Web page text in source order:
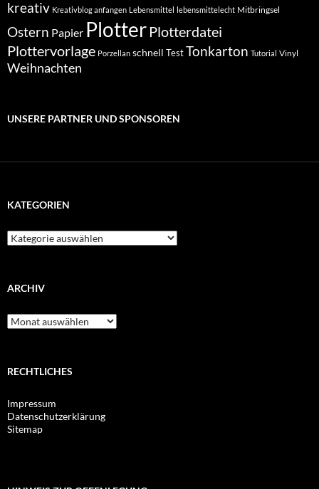
kreativ Kreativblog anfangen Lebensmittel lebensmittelecht Mitbringsel
Ostern Papier Plotter Plotterdatei
Plottervorlage Porzellan schnell TestTonkarton Tutorial Vinyl
Weihnachten
UNSERE PARTNER UND SPONSOREN
KATEGORIEN
Kategorien
ARCHIV
Archiv
RECHTLICHES
Impressum
Datenschutzerklärung
Sitemap